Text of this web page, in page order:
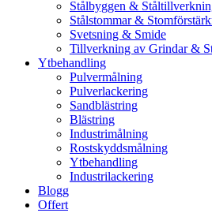
Stålbyggen &
Stålstommar &
Svetsning & Smide
Tillverkning av Grindar &
Ytbehandling
Pulvermålning
Pulverlackering
Sandblästring
Blästring
Industrimålning
Rostskyddsmålning
Ytbehandling
Industrilackering
Blogg
Offert